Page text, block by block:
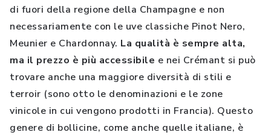
di fuori della regione della Champagne e non
necessariamente con le uve classiche Pinot Nero,
Meunier e Chardonnay. La qualità è sempre alta,
ma il prezzo è più accessibile e nei Crémant si può
trovare anche una maggiore diversità di stili e
terroir (sono otto le denominazioni e le zone
vinicole in cui vengono prodotti in Francia). Questo
genere di bollicine, come anche quelle italiane, è